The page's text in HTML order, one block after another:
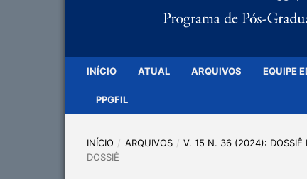
INÍCIO ATUAL ARQUIVOS EQUIPE
PPGFIL
INÍCIO / ARQUIVOS / V. 15 N. 36 (2024): DOSSIÊ
DOSSIÊ